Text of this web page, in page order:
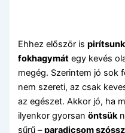
Ehhez először ispirítsunk
fokhagymát egy kevés
megég. Szerintem jó sok
nem szereti, az csak
az egészet. Akkor jó, ha
ilyenkor gyorsanöntsük
sűrű –paradicsom